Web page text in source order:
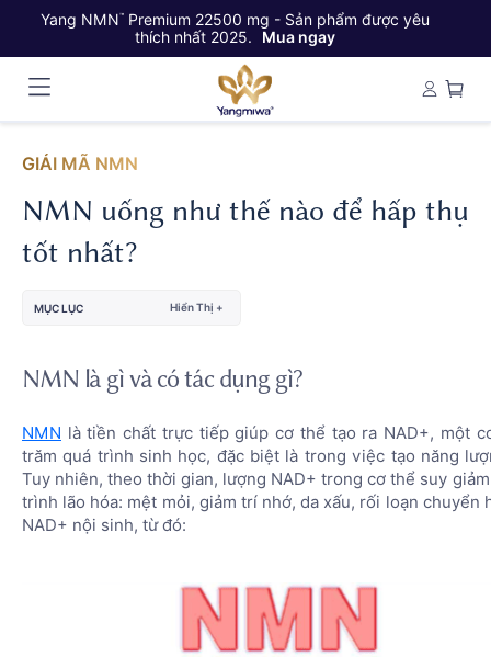
Yang NMN™Premium 22500 mg - Sản phẩm được yêu
thích nhất 2025.
Mua ngay
GIẢI MÃ NMN
NMN uống như thế nào để hấp thụ
tốt nhất?
MỤC LỤC Hiển Thị +
NMN là gì và có tác dụng gì?
NMN là tiền chất trực tiếp giúp cơ thể tạo ra NAD+, một
trăm quá trình sinh học, đặc biệt là trong việc tạo năng
Tuy nhiên, theo thời gian, lượng NAD+ trong cơ thể suy
trình lão hóa: mệt mỏi, giảm trí nhớ, da xấu, rối loạn
NAD+ nội sinh, từ đó: